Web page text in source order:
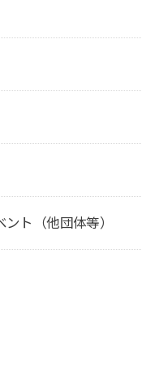
ト（他団体等）